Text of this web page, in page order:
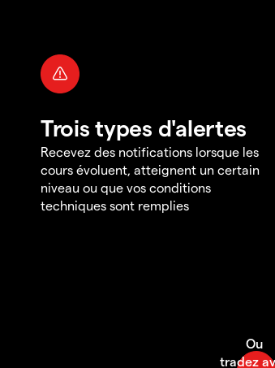
Trois types d'alertes
Recevez des notifications lorsque les
cours évoluent, atteignent un certain
niveau ou que vos conditions
techniques sont remplies